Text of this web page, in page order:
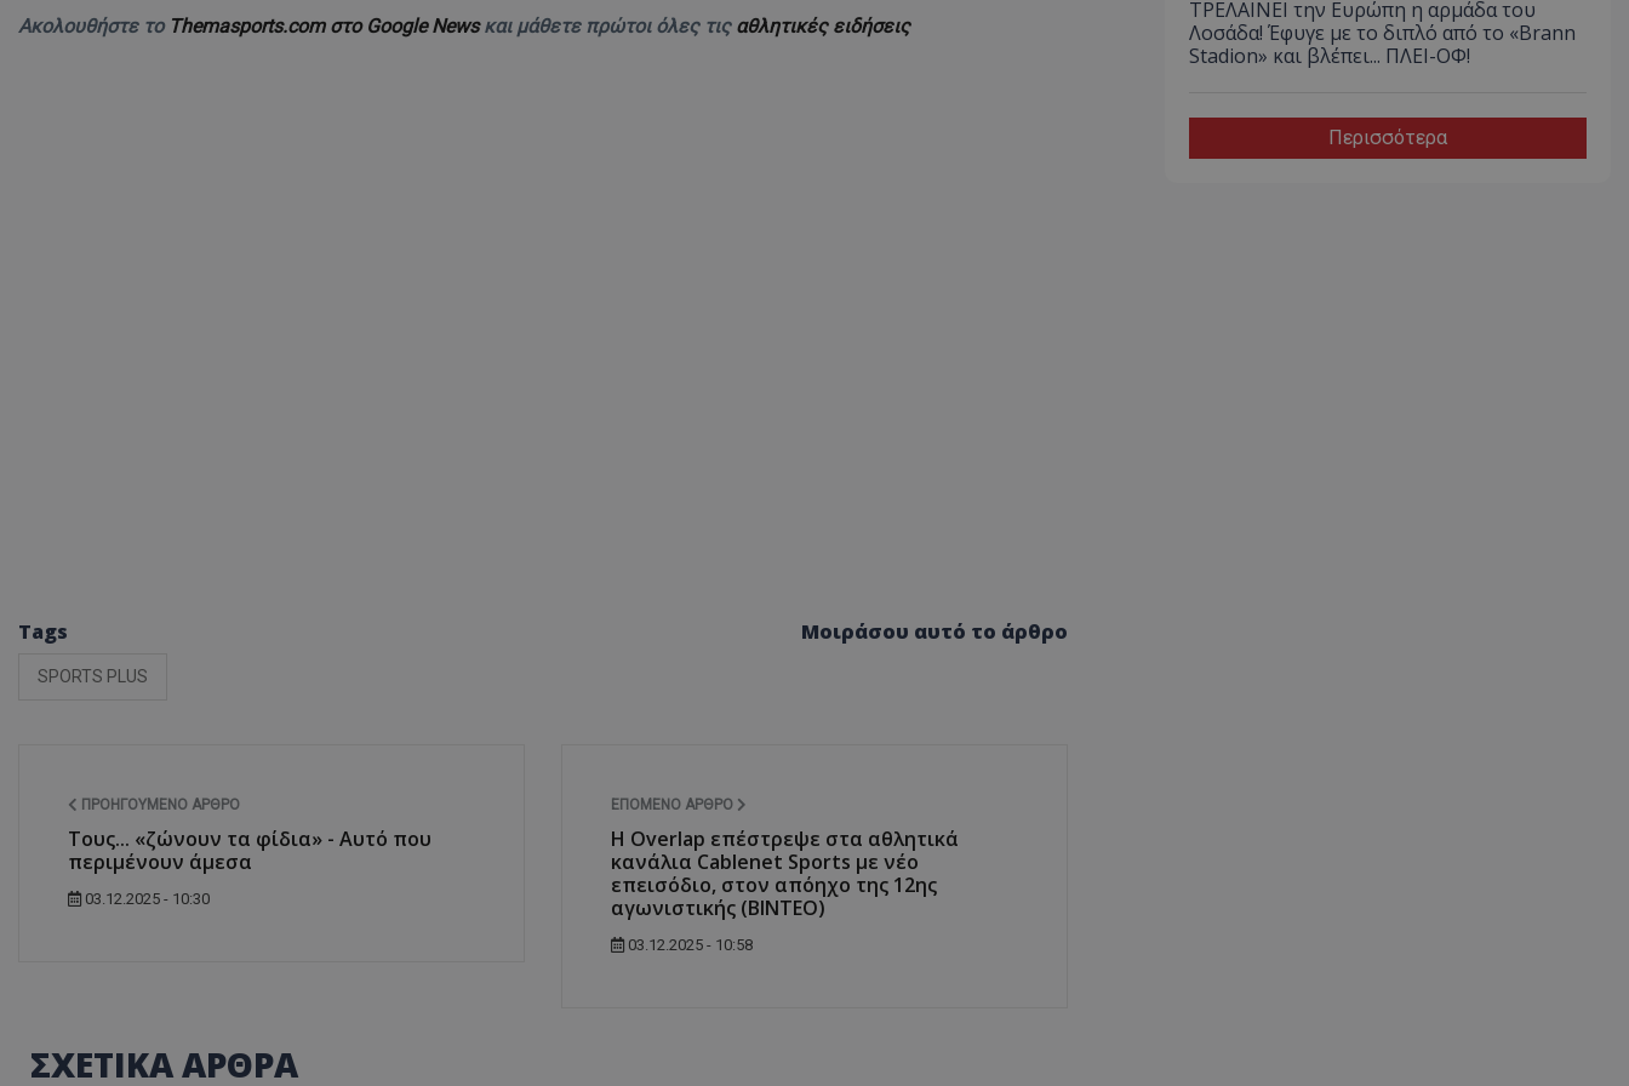
Ακολουθήστε το Themasports.com στο Google Newsκαι μάθετε πρώτοι όλες τις αθλητικές ειδήσεις
Tags
SPORTS PLUS
Μοιράσου αυτό το άρθρο
ΠΡΟΗΓΟΎΜΕΝΟ ΆΡΘΡΟ
Τους... «ζώνουν τα φίδια» - Αυτό που
περιμένουν άμεσα
03.12.2025 - 10:30
ΕΠΌΜΕΝΟ ΆΡΘΡΟ
Η Overlap επέστρεψε στα αθλητικά
κανάλια Cablenet Sports με νέο
επεισόδιο, στον απόηχο της 12ης
αγωνιστικής (ΒΙΝΤΕΟ)
03.12.2025 - 10:58
ΣΧΕΤΙΚΑ ΑΡΘΡΑ
ΤΡΕΛΑΙΝΕΙ την Ευρώπη η αρμάδα του
Λοσάδα! Έφυγε με το διπλό από το «Brann
Stadion» και βλέπει... ΠΛΕΙ-ΟΦ!
Περισσότερα